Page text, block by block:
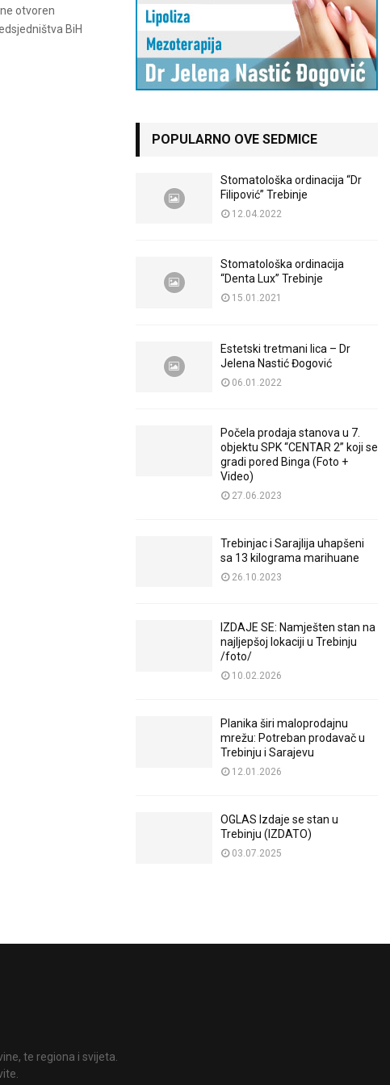
otvoren
BiH
POPULARNO OVE SEDMICE
Stomatološka ordinacija “Dr
Filipović” Trebinje
12.04.2022
Stomatološka ordinacija
“Denta Lux” Trebinje
15.01.2021
Estetski tretmani lica – Dr
Jelena Nastić Đogović
06.01.2022
Počela prodaja stanova u 7.
objektu SPK “CENTAR 2” koji se
gradi pored Binga (Foto +
Video)
27.06.2023
Trebinjac i Sarajlija uhapšeni
sa 13 kilograma marihuane
26.10.2023
IZDAJE SE: Namješten stan na
najljepšoj lokaciji u Trebinju
/foto/
10.02.2026
Planika širi maloprodajnu
mrežu: Potreban prodavač u
Trebinju i Sarajevu
12.01.2026
OGLAS Izdaje se stan u
Trebinju (IZDATO)
03.07.2025
te regiona i svijeta.